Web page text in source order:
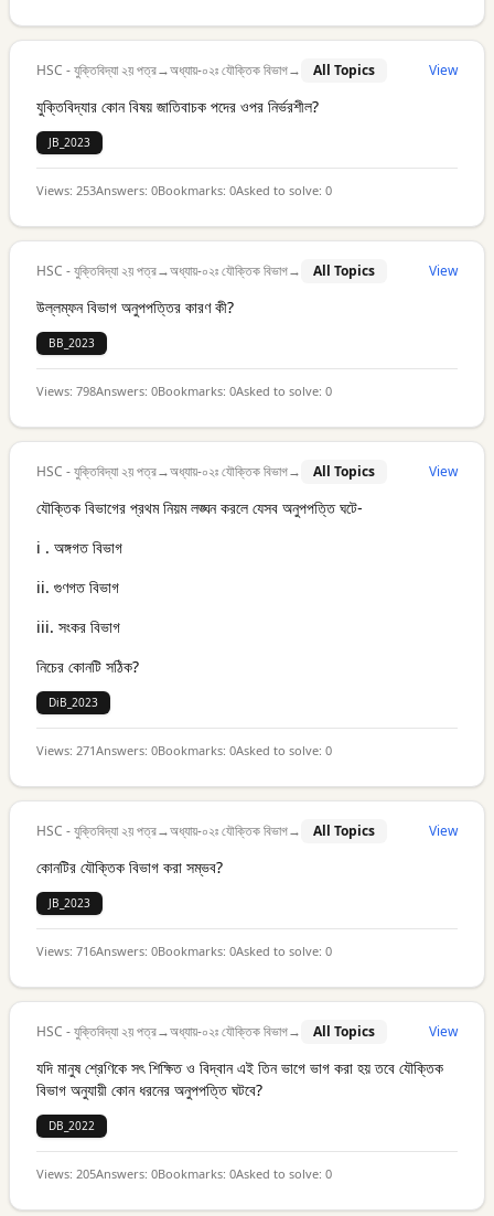
HSC - যুক্তিবিদ্যা ২য় পত্র→অধ্যায়-০২ঃ যৌক্তিক বিভাগ→ All Topics View
যুক্তিবিদ্যার কোন বিষয় জাতিবাচক পদের ওপর নির্ভরশীল?
JB_2023
Views: 253Answers: 0Bookmarks: 0Asked to solve: 0
HSC - যুক্তিবিদ্যা ২য় পত্র→অধ্যায়-০২ঃ যৌক্তিক বিভাগ→ All Topics View
উল্লম্ফন বিভাগ অনুপপত্তির কারণ কী?
BB_2023
Views: 798Answers: 0Bookmarks: 0Asked to solve: 0
HSC - যুক্তিবিদ্যা ২য় পত্র→অধ্যায়-০২ঃ যৌক্তিক বিভাগ→ All Topics View
যৌক্তিক বিভাগের প্রথম নিয়ম লঙ্ঘন করলে যেসব অনুপপত্তি ঘটে-
i . অঙ্গগত বিভাগ
ii. গুণগত বিভাগ
iii. সংকর বিভাগ
নিচের কোনটি সঠিক?
DiB_2023
Views: 271Answers: 0Bookmarks: 0Asked to solve: 0
HSC - যুক্তিবিদ্যা ২য় পত্র→অধ্যায়-০২ঃ যৌক্তিক বিভাগ→ All Topics View
কোনটির যৌক্তিক বিভাগ করা সম্ভব?
JB_2023
Views: 716Answers: 0Bookmarks: 0Asked to solve: 0
HSC - যুক্তিবিদ্যা ২য় পত্র→অধ্যায়-০২ঃ যৌক্তিক বিভাগ→ All Topics View
যদি মানুষ শ্রেণিকে সৎ শিক্ষিত ও বিদ্বান এই তিন ভাগে ভাগ করা হয় তবে যৌক্তিক
বিভাগ অনুযায়ী কোন ধরনের অনুপপত্তি ঘটবে?
DB_2022
Views: 205Answers: 0Bookmarks: 0Asked to solve: 0